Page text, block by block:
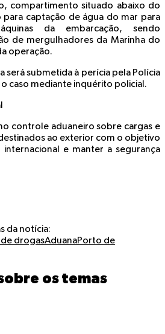
compartimento situado abaixo do
captação de água do mar para
da embarcação, sendo
de mergulhadores da Marinha do
operação.
será submetida à perícia pela Polícia
caso mediante inquérito policial.
controle aduaneiro sobre cargas e
ao exterior com o objetivo
e manter a segurança
da notícia:
drogasAduanaPorto de
os temas